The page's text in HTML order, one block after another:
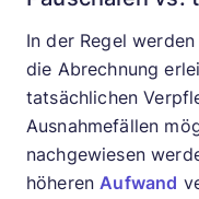
In der Regel
die Abrechnung
tatsächlichen
Ausnahmefällen
nachgewiesen
höherenAufwand